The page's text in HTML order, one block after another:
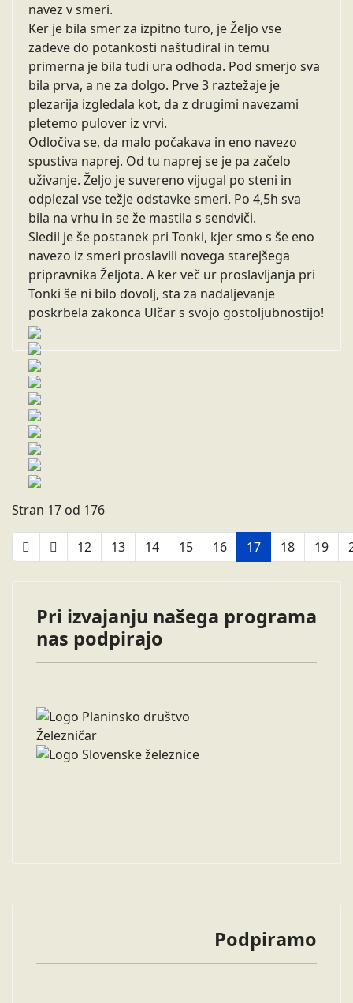
navez v smeri.
Ker je bila smer za izpitno turo, je Željo vse
zadeve do potankosti naštudiral in temu
primerna je bila tudi ura odhoda. Pod smerjo sva
bila prva, a ne za dolgo. Prve 3 raztežaje je
plezarija izgledala kot, da z drugimi navezami
pletemo pulover iz vrvi.
Odločiva se, da malo počakava in eno navezo
spustiva naprej. Od tu naprej se je pa začelo
uživanje. Željo je suvereno vijugal po steni in
odplezal vse težje odstavke smeri. Po 4,5h sva
bila na vrhu in se že mastila s sendviči.
Sledil je še postanek pri Tonki, kjer smo s še eno
navezo iz smeri proslavili novega starejšega
pripravnika Željota. A ker več ur proslavljanja pri
Tonki še ni bilo dovolj, sta za nadaljevanje
poskrbela zakonca Ulčar s svojo gostoljubnostijo!
Stran 17 od 176
12 13 14 15 16 17 18 19
Pri izvajanju našega programa
nas podpirajo
Podpiramo